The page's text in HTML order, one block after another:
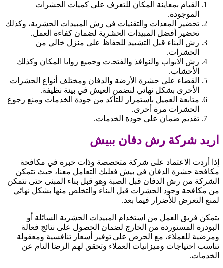
القيام بمعاينة المكان للتعرف على كميات الحشرات
الموجودة.
تحضير المعدات والتقنيات في رش المبيدات الحشرية، وكذلك
تحضير أفضل المبيدات الحشرية لضمان كفاءة العمل.
رش البناء قبل التشييد للحفاظ على منزل خالي من
الحشرات.
رش الابواب والنوافذ والفتحات وجميع زوايا المكان وكذلك
الأخشاب.
القضاء على حشرة الأرضة والدفان ومختلف أنواع الحشرات
الأخرى بشكل نهائي لنضمن العيش في بيئة نظيفة.
متابعة العميل باستمرار للتأكد من جودة الخدمات ومنع رجوع
الحشرات مرة أخرى.
تقديم ضمان على جودة الخدمات.
اريد شركة رش دفان ببيش
إذا أردت الاعتماد على شركة متخصصة وذات خبرة في مكافحة
مكافحة حشرة الدفان في بيش فعليك التعامل معنا، حيث تتمكن
الشركة من رش الدفان قبل الصبة وهو قبل بناء المبنى حتى نتمكن
من مكافحة وجود الحشرات قبل البناء والتخلص منها بشكل نهائي
لمنع التعرض للأضرار فيما بعد.
يتمكن فريق العمل من استخدام المبيدات الحشرية السائلة أو
البودرة المستوردة من الخارج لضمان الحصول على نتائج فعالة
ومرضية للعملاء، مع الحرص على توفير أسعار تنافسية ومعقولة
تناسب احتياجات وميزانيات العملاء وتحقق لهم الرضا التام عن
الخدمات.